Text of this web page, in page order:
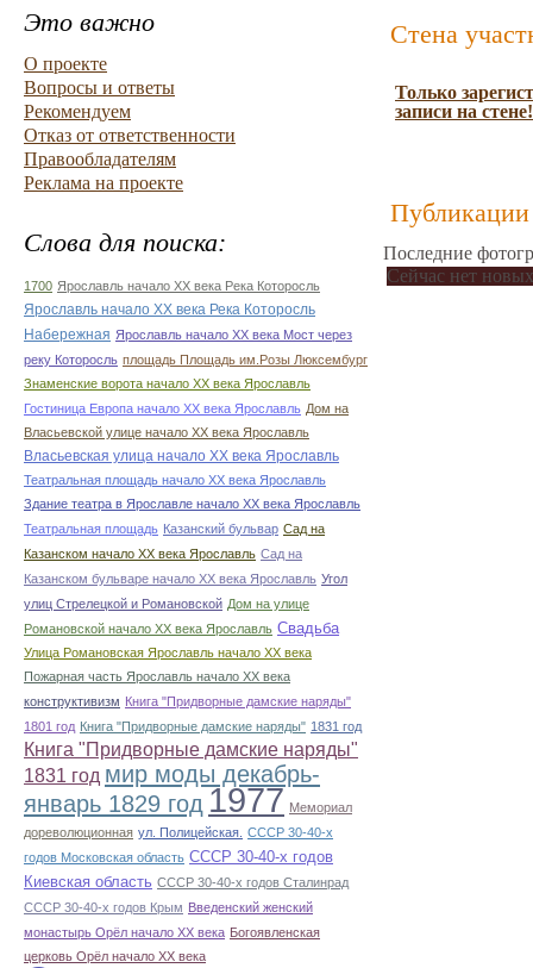
Это важно
О проекте
Вопросы и ответы
Рекомендуем
Отказ от ответственности
Правообладателям
Реклама на проекте
Слова для поиска:
1700 Ярославль начало ХХ века Река Которосль
Ярославль начало ХХ века Река Которосль
Набережная Ярославль начало ХХ века Мост через
реку Которосль площадь Площадь им.Розы Люксембург
Знаменские ворота начало ХХ века Ярославль
Гостиница Европа начало ХХ века Ярославль Дом на
Власьевской улице начало ХХ века Ярославль
Власьевская улица начало ХХ века Ярославль
Театральная площадь начало ХХ века Ярославль
Здание театра в Ярославле начало ХХ века Ярославль
Театральная площадь Казанский бульвар Сад на
Казанском начало ХХ века Ярославль Сад на
Казанском бульваре начало ХХ века Ярославль Угол
улиц Стрелецкой и Романовской Дом на улице
Романовской начало ХХ века Ярославль Свадьба
Улица Романовская Ярославль начало ХХ века
Пожарная часть Ярославль начало ХХ века
конструктивизм Книга "Придворные дамские наряды"
1801 год Книга "Придворные дамские наряды" 1831 год
Книга "Придворные дамские наряды"
1831 год мир моды декабрь-
январь 1829 год 1977 Мемориал
дореволюционная ул. Полицейская. СССР 30-40-х
годов Московская область СССР 30-40-х годов
Киевская область СССР 30-40-х годов Сталинрад
СССР 30-40-х годов Крым Введенский женский
монастырь Орёл начало ХХ века Богоявленская
церковь Орёл начало ХХ века
Стена
Только
записи на стене!
Публикации
Последние
Сейчас нет